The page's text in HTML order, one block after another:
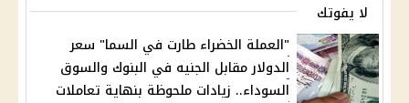
لا يفوتك
"العملة الخضراء طارت في السما" سعر
الدولار مقابل الجنيه في البنوك والسوق
السوداء.. زيادات ملحوظة بنهاية تعاملات